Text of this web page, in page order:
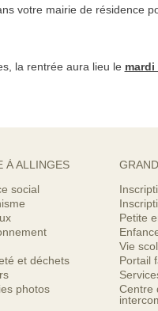
votre mairie de résidence
la rentrée aura lieu le mardi
À ALLINGES
social
et déchets
photos
Petite
Vie
Portail
Centre